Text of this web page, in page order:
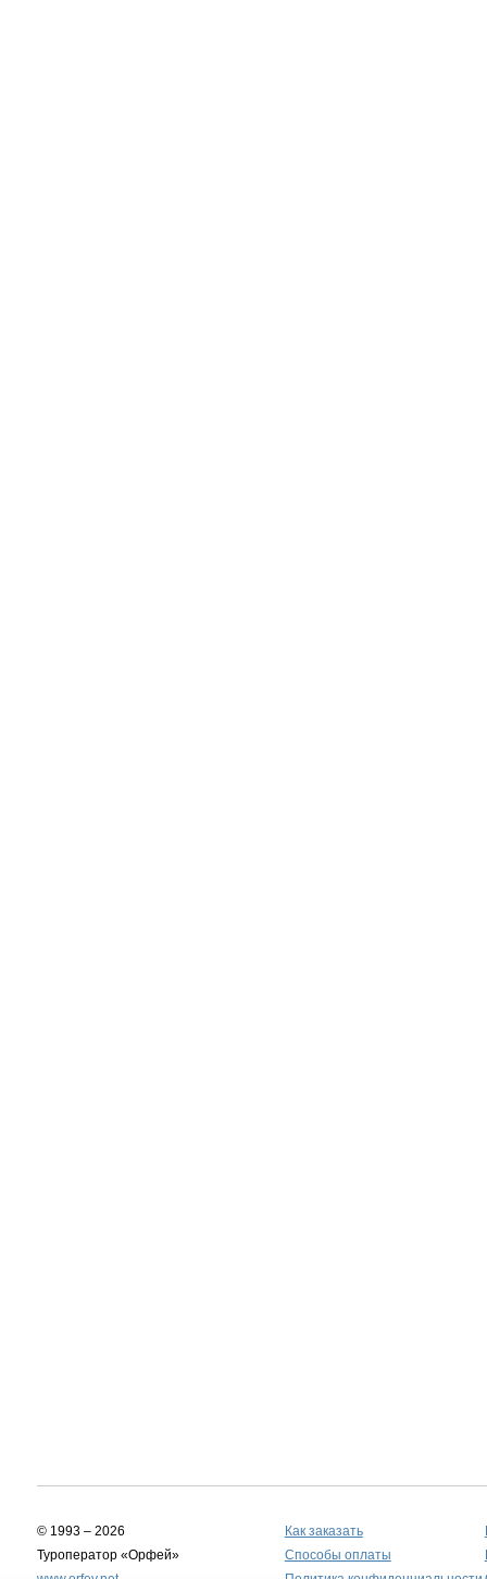
© 1993 – 2026
Туроператор «Орфей»
Как заказать
Способы оплаты